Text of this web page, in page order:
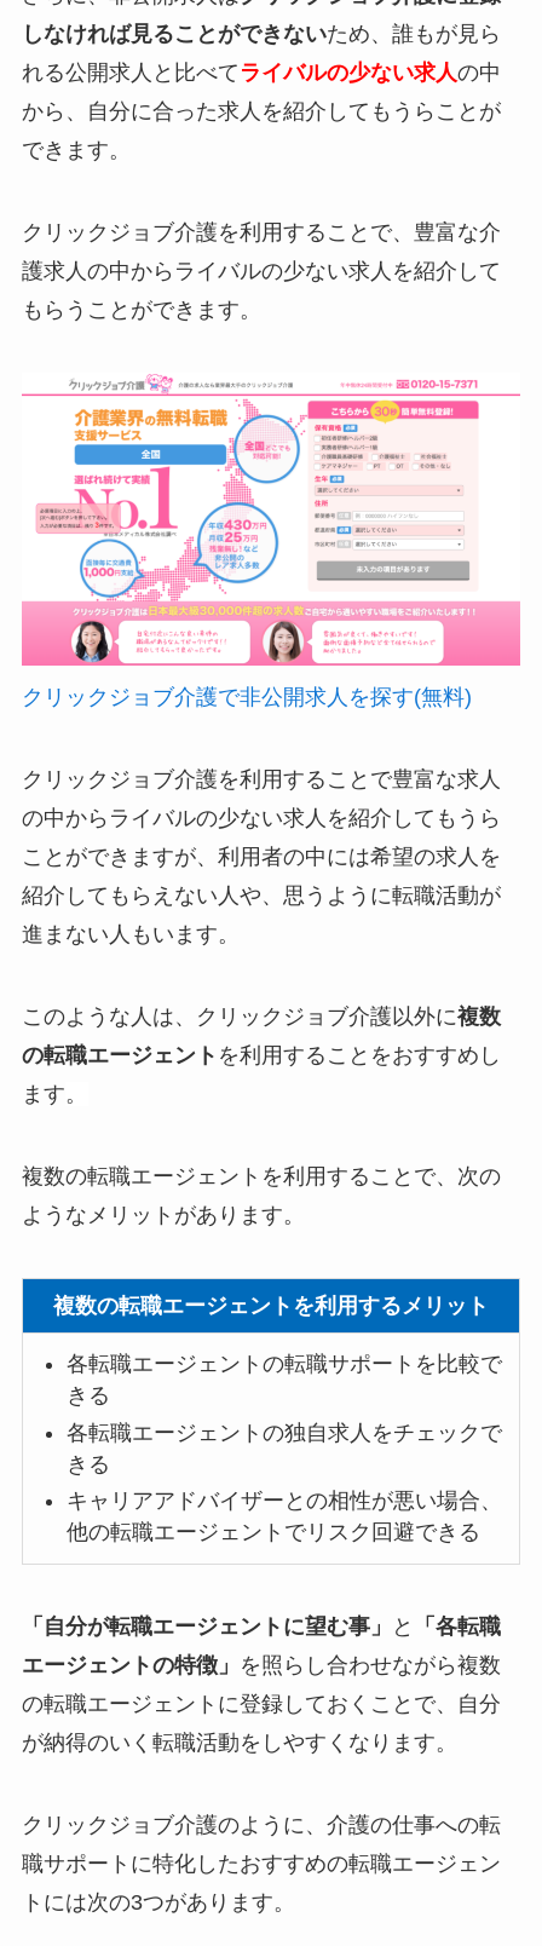
しなければ見ることができないため、誰もが見ら
れる公開求人と比べて ライバルの少ない求人の中
から、自分に合った求人を紹介してもうらことが
できます。
クリックジョブ介護を利用することで、豊富な介
護求人の中からライバルの少ない求人を紹介して
もらうことができます。
クリックジョブ介護で非公開求人を探す(無料)
クリックジョブ介護を利用することで豊富な求人
の中からライバルの少ない求人を紹介してもうら
ことができますが、利用者の中には希望の求人を
紹介してもらえない人や、思うように転職活動が
進まない人もいます。
このような人は、クリックジョブ介護以外に複数
の転職エージェント を利用することをおすすめし
ます。
複数の転職エージェントを利用することで、次の
ようなメリットがあります。
複数の転職エージェントを利用するメリット
各転職エージェントの転職サポートを比較で
きる
各転職エージェントの独自求人をチェックで
きる
キャリアアドバイザーとの相性が悪い場合、
他の転職エージェントでリスク回避できる
「自分が転職エージェントに望む事」 と
「各転職
エージェントの特徴」 を照らし合わせながら複数
の転職エージェントに登録しておくことで、自分
が納得のいく転職活動をしやすくなります。
クリックジョブ介護のように、介護の仕事への転
職サポートに特化したおすすめの転職エージェン
トには次の3つがあります。